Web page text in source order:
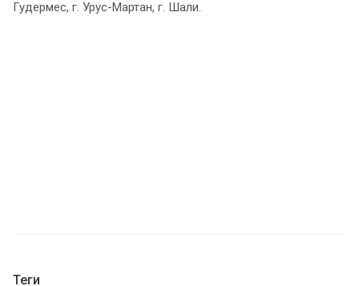
Гудермес, г. Урус-Мартан, г. Шали.
Теги